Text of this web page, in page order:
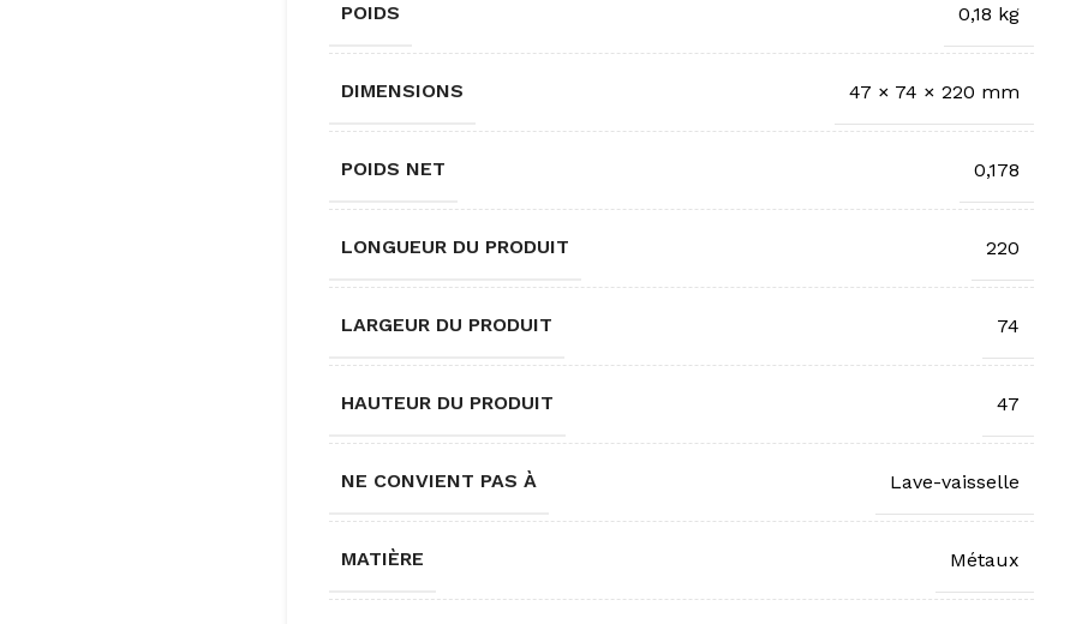
POIDS 0,18 kg
DIMENSIONS 47 × 74 × 220 mm
POIDS NET 0,178
LONGUEUR DU PRODUIT 220
LARGEUR DU PRODUIT 74
HAUTEUR DU PRODUIT 47
NE CONVIENT PAS À Lave-vaisselle
MATIÈRE Métaux